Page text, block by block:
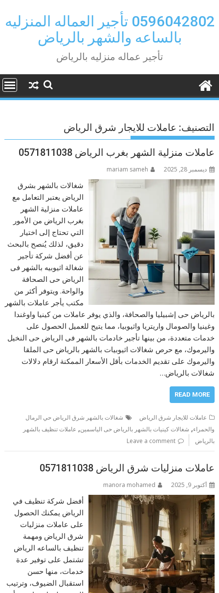
to
content
0596042802 تأجير العماله المنزليه
بالساعه والشهر بالرياض
تأجير عماله منزليه بالرياض
التصنيف: عاملات للايجار شرق الرياض
عاملات منزلية الشهر بغرب الرياض 0571811038
ديسمبر 28, 2025 mariam sameh
شغالات بالشهر بشرق
الرياض يعتبر التعامل مع
عاملات منزلية الشهر
بغرب الرياض من الأمور
التي تحتاج إلى اختيار
دقيق، لذلك يُنصح بالبحث
عن أفضل شركة تأجير
شغالة اثيوبيه بالشهر فى
الرياض حى الصحافة
والواحة. ويتوفر أكثر من
مكتب يأجر عاملات بالشهر
بالرياض حى إشبيليا والصحافة، والذي يوفر عاملات من كينيا واوغندا
وغينيا والصومال واريتريا واثيوبيا، مما يتيح للعميل الحصول على
خدمات متعددة، من بينها تأجير خادمات بالشهر فى الرياض حى النخيل
واليرموك، مع حرص شغالات اثيوبيات بالشهر بالرياض حى الملقا
واليرموك على تقديم الخدمات بأقل الأسعار الممكنة ارقام دلالات
شغالات بالرياض…
READ MORE
عاملات للايجار شرق الرياض
شغالات بالشهر شرق الرياض حي الرمال
والحمراء, شغالات كينيات بالشهر بالرياض حى الياسمين, عاملات تنظيف بالشهر
بالرياض
Leave a comment
عاملات منزليات شرق الرياض 0571811038
أكتوبر 9, 2025 manora mohamed
أفضل شركة تنظيف في
الرياض يمكنك الحصول
على عاملات منزليات
شرق الرياض ومهمة
تنظيف بالساعه الرياض
تشتمل على توفير عدة
خدمات، منها حسن
استقبال الضيوف، وترتيب